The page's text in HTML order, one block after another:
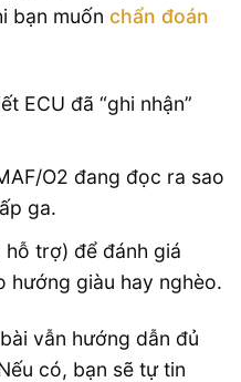
bạn muốn chẩn đoán
ECU đã “ghi nhận”
O2 đang đọc ra sao
ga.
hỗ trợ) để đánh giá
hướng giàu hay nghèo.
vẫn hướng dẫn đủ
có, bạn sẽ tự tin